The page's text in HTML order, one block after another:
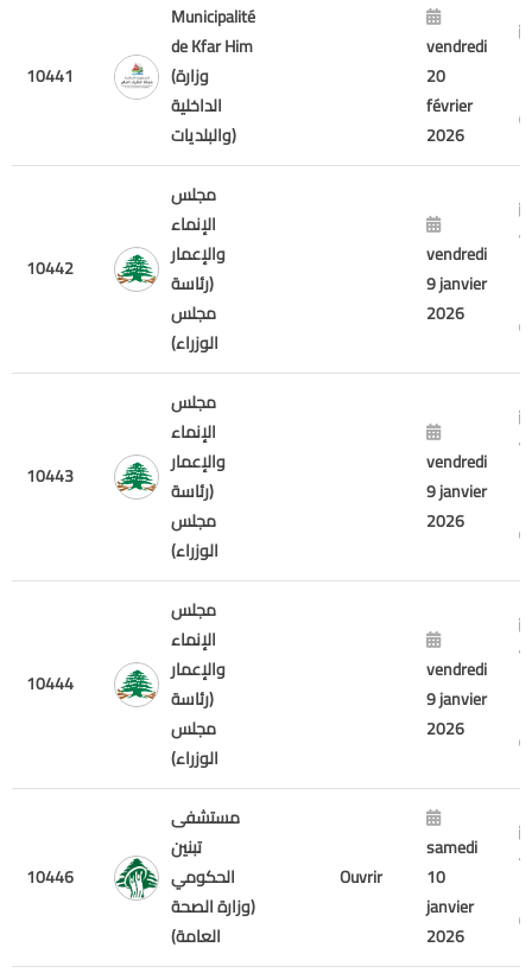
10441
Municipalité
de Kfar Him
(وزارة
الداخلية
والبلديات)
vendredi
20
février
2026
10442
مجلس
الإنماء
والإعمار
(رئاسة
مجلس
الوزراء)
vendredi
9 janvier
2026
10443
مجلس
الإنماء
والإعمار
(رئاسة
مجلس
الوزراء)
vendredi
9 janvier
2026
10444
مجلس
الإنماء
والإعمار
(رئاسة
مجلس
الوزراء)
vendredi
9 janvier
2026
10446
مستشفى
تبنين
الحكومي
(وزارة الصحة
العامة)
Ouvrir
samedi
10
janvier
2026